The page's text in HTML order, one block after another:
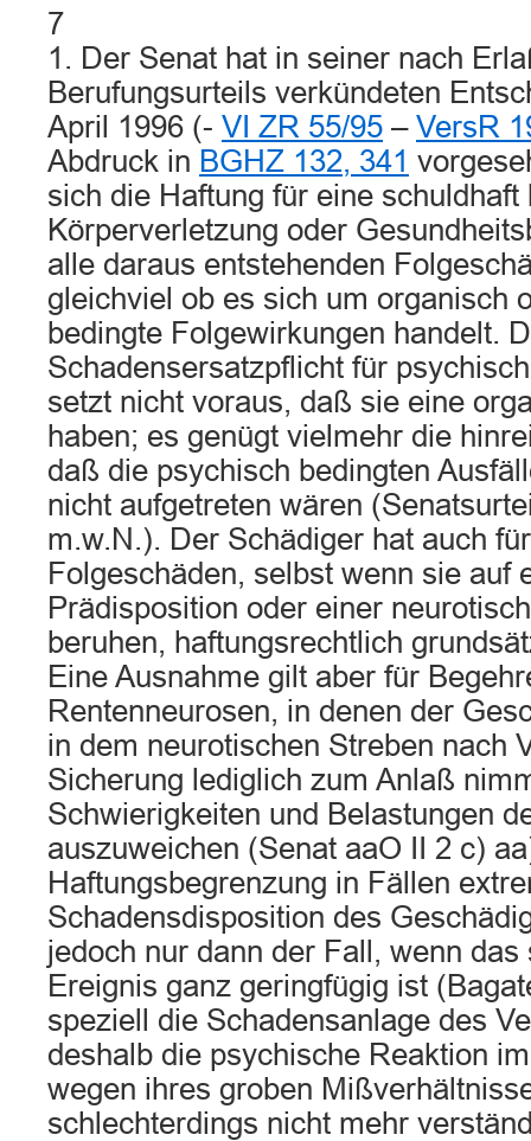
7
1. Der Senat hat in seiner nach
Berufungsurteils verkündeten
April 1996 (- VI ZR 55/95 – VersR
Abdruck in BGHZ 132, 341
sich die Haftung für eine schuldhaft
Körperverletzung oder
alle daraus entstehenden
gleichviel ob es sich um organisch
bedingte Folgewirkungen handelt.
Schadensersatzpflicht für
setzt nicht voraus, daß sie eine
haben; es genügt vielmehr die
daß die psychisch bedingten
nicht aufgetreten wären
m.w.N.). Der Schädiger hat auch
Folgeschäden, selbst wenn sie auf
Prädisposition oder einer
beruhen, haftungsrechtlich
Eine Ausnahme gilt aber für
Rentenneurosen, in denen der
in dem neurotischen Streben nach
Sicherung lediglich zum Anlaß
Schwierigkeiten und Belastungen
auszuweichen (Senat aaO II 2 c)
Haftungsbegrenzung in Fällen
Schadensdisposition des
jedoch nur dann der Fall, wenn das
Ereignis ganz geringfügig ist
speziell die Schadensanlage des
deshalb die psychische Reaktion
wegen ihres groben
schlechterdings nicht mehr